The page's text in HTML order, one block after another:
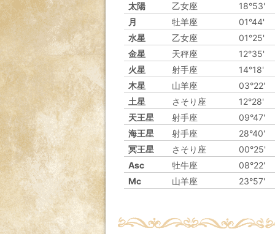
太陽 乙女座
18°53'
月
牡羊座
01°44'
水星
乙女座
01°25'
金星
天秤座
12°35'
火星
射手座
14°18'
木星
山羊座
03°22'
土星
さそり座
12°28'
天王星
射手座
09°47'
海王星
射手座
28°40'
冥王星
さそり座
00°25'
Asc
牡牛座
08°22'
Mc
山羊座 23°57'